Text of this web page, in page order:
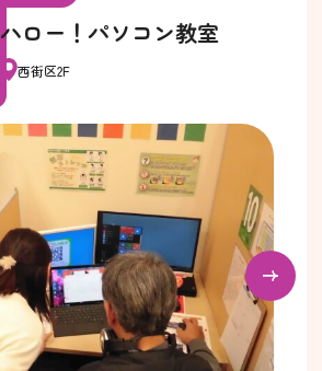
ハロー！パソコン教室
西街区2F